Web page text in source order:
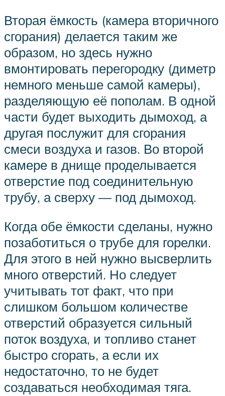
Вторая ёмкость (камера вторичного
сгорания) делается таким же
образом, но здесь нужно
вмонтировать перегородку (диметр
немного меньше самой камеры),
разделяющую её пополам. В одной
части будет выходить дымоход, а
другая послужит для сгорания
смеси воздуха и газов. Во второй
камере в днище проделывается
отверстие под соединительную
трубу, а сверху — под дымоход.
Когда обе ёмкости сделаны, нужно
позаботиться о трубе для горелки.
Для этого в ней нужно высверлить
много отверстий. Но следует
учитывать тот факт, что при
слишком большом количестве
отверстий образуется сильный
поток воздуха, и топливо станет
быстро сгорать, а если их
недостаточно, то не будет
создаваться необходимая тяга.